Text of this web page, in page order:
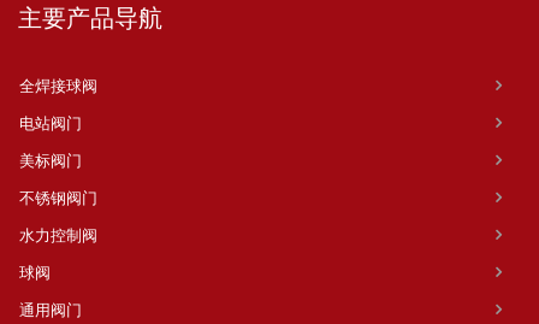
主要产品导航
全焊接球阀
电站阀门
美标阀门
不锈钢阀门
水力控制阀
球阀
通用阀门